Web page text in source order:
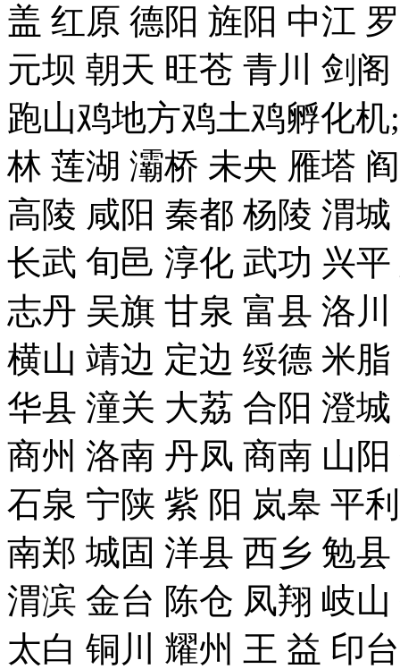
盖 红原 德阳 旌阳 中江
元坝 朝天 旺苍 青川 剑
跑山鸡地方鸡土鸡孵化机
林 莲湖 灞桥 未央 雁塔
高陵 咸阳 秦都 杨陵 渭
长武 旬邑 淳化 武功 兴
志丹 吴旗 甘泉 富县 洛
横山 靖边 定边 绥德 米
华县 潼关 大荔 合阳 澄
商州 洛南 丹凤 商南 山
石泉 宁陕 紫 阳 岚皋 平
南郑 城固 洋县 西乡 勉
渭滨 金台 陈仓 凤翔 岐
太白 铜川 耀州 王 益 印